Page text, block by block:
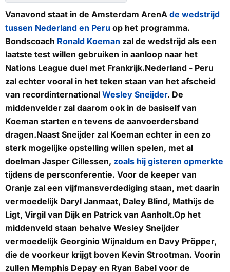
Vanavond staat in de Amsterdam ArenA de wedstrijd
tussen Nederland en Peru op het programma.
Bondscoach Ronald Koeman zal de wedstrijd als een
laatste test willen gebruiken in aanloop naar het
Nations League duel met Frankrijk.Nederland - Peru
zal echter vooral in het teken staan van het afscheid
van recordinternational Wesley Sneijder. De
middenvelder zal daarom ook in de basiself van
Koeman starten en tevens de aanvoerdersband
dragen.Naast Sneijder zal Koeman echter in een zo
sterk mogelijke opstelling willen spelen, met al
doelman Jasper Cillessen, zoals hij gisteren opmerkte
tijdens de persconferentie. Voor de keeper van
Oranje zal een vijfmansverdediging staan, met daarin
vermoedelijk Daryl Janmaat, Daley Blind, Mathijs de
Ligt, Virgil van Dijk en Patrick van Aanholt.Op het
middenveld staan behalve Wesley Sneijder
vermoedelijk Georginio Wijnaldum en Davy Pröpper,
die de voorkeur krijgt boven Kevin Strootman. Voorin
zullen Memphis Depay en Ryan Babel voor de